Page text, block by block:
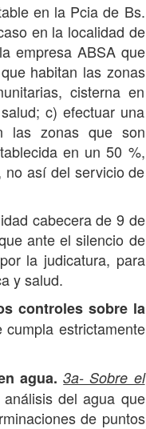
en la Pcia de Bs.
en la localidad de
empresa ABSA que
habitan las zonas
cisterna en
c) efectuar una
las zonas que son
en un 50 %,
no así del servicio de
cabecera de 9 de
ante el silencio de
la judicatura, para
y salud.
controles sobre la
estrictamente
agua.3a- Sobre el
del agua que
de puntos